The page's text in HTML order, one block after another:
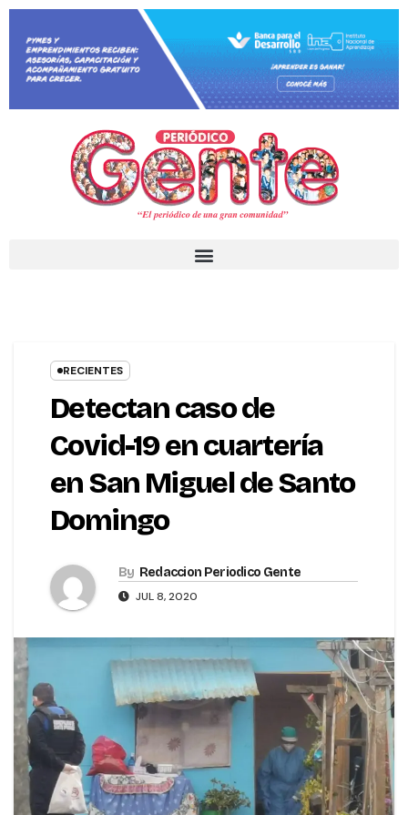
RECIENTES
Detectan caso de
Covid-19 en cuartería
en San Miguel de Santo
Domingo
By Redaccion Periodico Gente
JUL 8, 2020